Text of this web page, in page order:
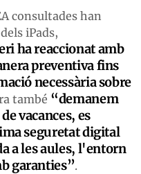
consultades han
iPads,
ha reaccionat amb
preventiva fins
necessària sobre
també “demanem
vacances, es
seguretat digital
a les aules, l'entorn
garanties”.